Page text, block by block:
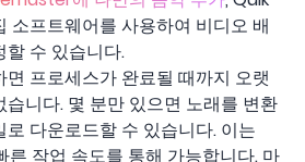
소프트웨어를 사용하여 비디오 배
할 수 있습니다.
프로세스가 완료될 때까지 오랫
니다. 몇 분만 있으면 노래를 변환
다운로드할 수 있습니다. 이는
작업 속도를 통해 가능합니다. 마